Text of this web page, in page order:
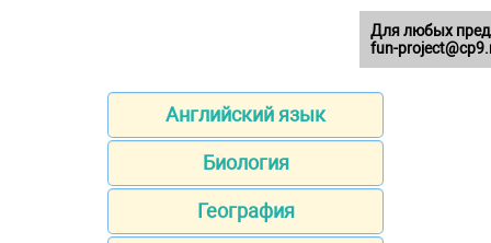
Английский язык
Биология
География
Для любых
fun-